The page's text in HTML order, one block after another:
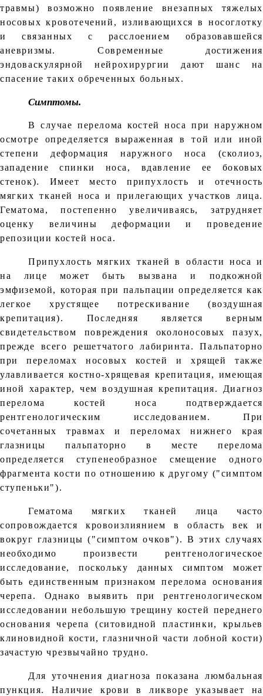
травмы) возможно появление внезапных тяжелых
носовых кровотечений, изливающихся в носоглотку
и связанных с расслоением образовавшейся
аневризмы. Современные достижения
эндоваскулярной нейрохирургии дают шанс на
спасение таких обреченных больных.
Симптомы.
В случае перелома костей носа при наружном
осмотре определяется выраженная в той или иной
степени деформация наружного носа (сколиоз,
западение спинки носа, вдавление ее боковых
стенок). Имеет место припухлость и отечность
мягких тканей носа и прилегающих участков лица.
Гематома, постепенно увеличиваясь, затрудняет
оценку величины деформации и проведение
репозиции костей носа.
Припухлость мягких тканей в области носа и
на лице может быть вызвана и подкожной
эмфиземой, которая при пальпации определяется как
легкое хрустящее потрескивание (воздушная
крепитация). Последняя является верным
свидетельством повреждения околоносовых пазух,
прежде всего решетчатого лабиринта. Пальпаторно
при переломах носовых костей и хрящей также
улавливается костно-хрящевая крепитация, имеющая
иной характер, чем воздушная крепитация. Диагноз
перелома костей носа подтверждается
рентгенологическим исследованием. При
сочетанных травмах и переломах нижнего края
глазницы пальпаторно в месте перелома
определяется ступенеобразное смещение одного
фрагмента кости по отношению к другому ("симптом
ступеньки").
Гематома мягких тканей лица часто
сопровождается кровоизлиянием в область век и
вокруг глазницы ("симптом очков"). В этих случаях
необходимо произвести рентгенологическое
исследование, поскольку данных симптом может
быть единственным признаком перелома основания
черепа. Однако выявить при рентгенологическом
исследовании небольшую трещину костей переднего
основания черепа (ситовидной пластинки, крыльев
клиновидной кости, глазничной части лобной кости)
зачастую чрезвычайно трудно.
Для уточнения диагноза показана люмбальная
пункция. Наличие крови в ликворе указывает на